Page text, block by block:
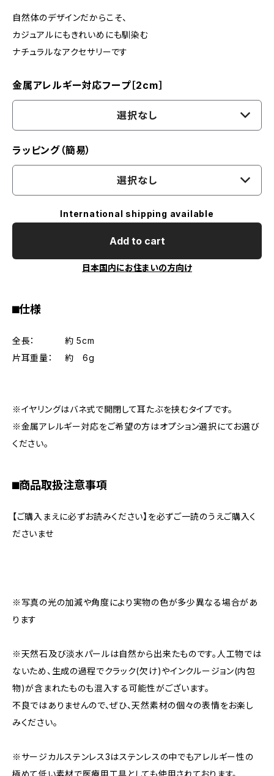
自然体のデザインだからこそ、
カジュアルにもきれいめにも馴染む
ナチュラルなアクセサリーです
金属アレルギー対応フープ［2cm］
選択なし
ラッピング（簡易）
選択なし
International shipping available
Add to cart
日本国内にお住まいの方向け
⬛︎仕様
全長： 約 5cm
片耳重量： 約 6g
※イヤリングはバネ式で開閉して耳たぶを挟むタイプです。
※金属アレルギー対応をご希望の方はオプション選択にてお選び
ください。
⬛︎商品取扱注意事項
【ご購入まえに必ずお読みください】を必ずご一読のうえご購入く
ださいませ
※写真の光の加減や角度により実物の色が多少異なる場合があ
ります
※天然石及び淡水パールは自然から出来たものです。人工物では
ないため、生成の過程でクラック(欠け)やインクルージョン(内包
物)が含まれたものも混入する可能性がございます。
不良ではありませんので、ぜひ、天然素材の個々の表情をお楽し
みください。
※サージカルステンレス3はステンレスの中でもアレルギー性の
極めて低い素材で医療用工具としても使用されております。